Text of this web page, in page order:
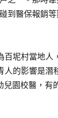
到醫保報銷
百坭村當地人
的影響是潛
園校醫，有